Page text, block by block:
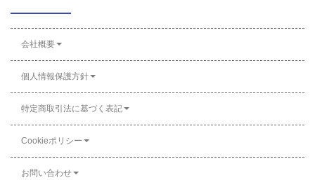
会社概要
個人情報保護方針
特定商取引法に基づく表記
Cookieポリシー
お問い合わせ